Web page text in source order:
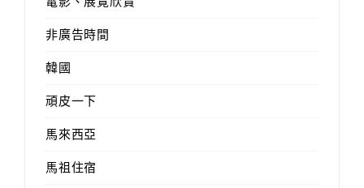
非廣告時間
韓國
頑皮一下
馬來西亞
馬祖住宿